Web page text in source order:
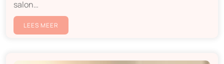
salon…
LEES MEER